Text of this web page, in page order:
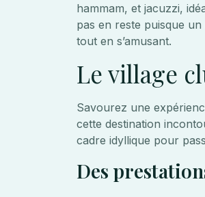
hammam, et jacuzzi,
pas en reste puisque
tout en s’amusant.
Le village
Savourez une
cette destination
cadre idyllique pour
Des